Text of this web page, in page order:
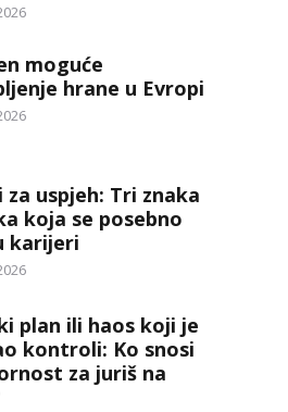
moguće
hrane u Evropi
za uspjeh: Tri znaka
koja se posebno
karijeri
plan ili haos koji je
kontroli: Ko snosi
za juriš na